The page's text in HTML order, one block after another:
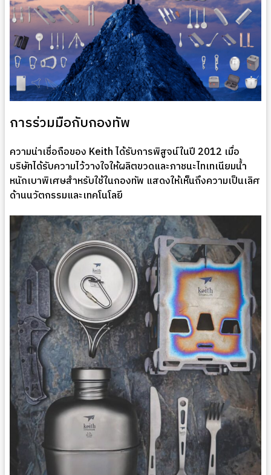
การร่วมมือกับกองทัพ
ความน่าเชื่อถือของ Keith ได้รับการพิสูจน์ในปี 2012 เมื่อ
บริษัทได้รับความไว้วางใจให้ผลิตขวดและภาชนะไทเทเนียมน้ำ
หนักเบาพิเศษสำหรับใช้ในกองทัพ แสดงให้เห็นถึงความเป็นเลิศ
ด้านนวัตกรรมและเทคโนโลยี